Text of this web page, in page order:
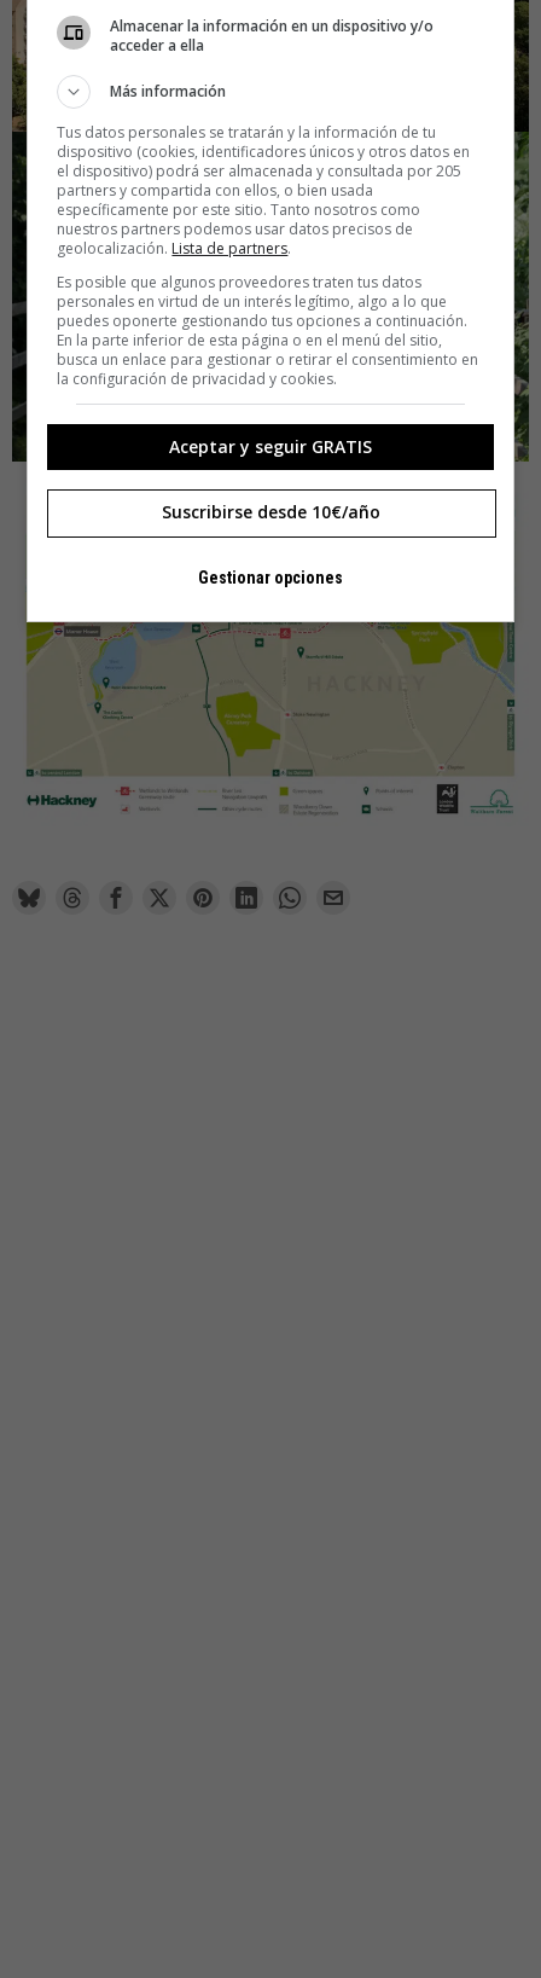
Almacenar la información en un dispositivo y/o
acceder a ella
Más información
Tus datos personales se tratarán y la información de tu
dispositivo (cookies, identificadores únicos y otros datos en
el dispositivo) podrá ser almacenada y consultada por 205
partners y compartida con ellos, o bien usada
específicamente por este sitio. Tanto nosotros como
nuestros partners podemos usar datos precisos de
geolocalización. Lista de partners.
Es posible que algunos proveedores traten tus datos
personales en virtud de un interés legítimo, algo a lo que
puedes oponerte gestionando tus opciones a continuación.
En la parte inferior de esta página o en el menú del sitio,
busca un enlace para gestionar o retirar el consentimiento en
la configuración de privacidad y cookies.
Aceptar y seguir GRATIS
Suscribirse desde 10€/año
Gestionar opciones